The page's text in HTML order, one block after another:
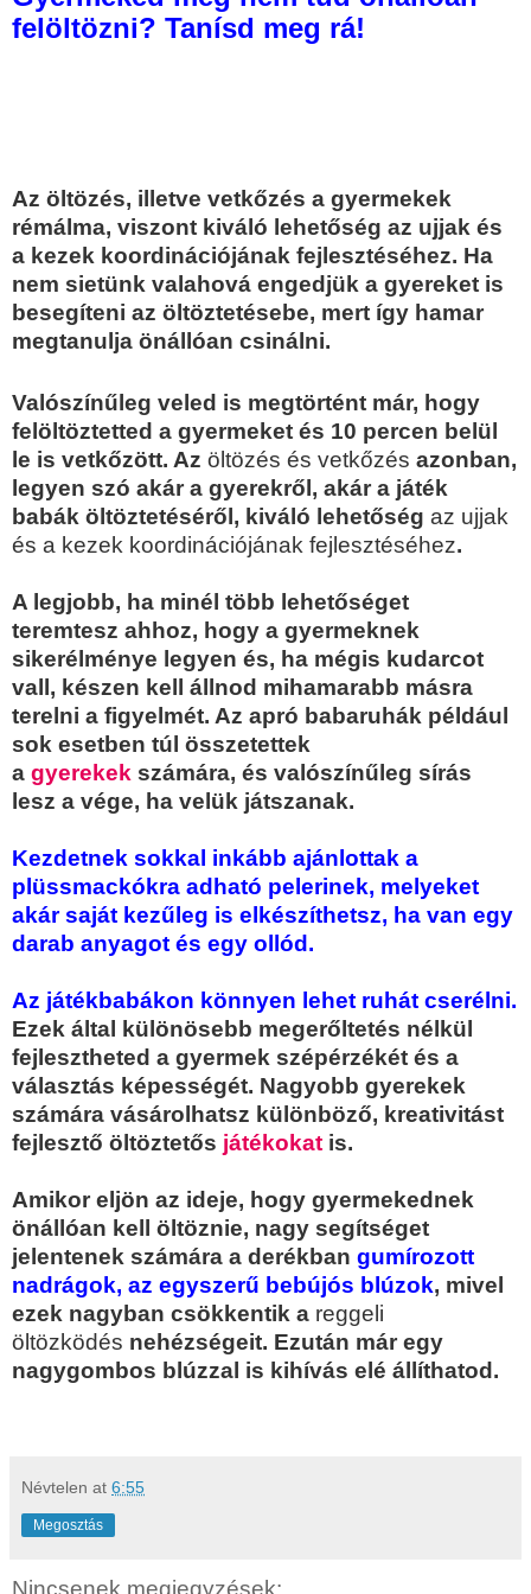
felöltözni? Tanísd meg rá!
Az öltözés, illetve vetkőzés a gyermekek
rémálma, viszont kiváló lehetőség az ujjak és
a kezek koordinációjának fejlesztéséhez. Ha
nem sietünk valahová engedjük a gyereket is
besegíteni az öltöztetésebe, mert így hamar
megtanulja önállóan csinálni.
Valószínűleg veled is megtörtént már, hogy
felöltöztetted a gyermeket és 10 percen belül
le is vetkőzött. Az öltözés és vetkőzés azonban,
legyen szó akár a gyerekről, akár a játék
babák öltöztetéséről, kiváló lehetőség az ujjak
és a kezek koordinációjának fejlesztéséhez.
A legjobb, ha minél több lehetőséget
teremtesz ahhoz, hogy a gyermeknek
sikerélménye legyen és, ha mégis kudarcot
vall, készen kell állnod mihamarabb másra
terelni a figyelmét. Az apró babaruhák például
sok esetben túl összetettek
a gyerekek számára, és valószínűleg sírás
lesz a vége, ha velük játszanak.
Kezdetnek sokkal inkább ajánlottak a
plüssmackókra adható pelerinek, melyeket
akár saját kezűleg is elkészíthetsz, ha van egy
darab anyagot és egy ollód.
Az játékbabákon könnyen lehet ruhát cserélni.
Ezek által különösebb megerőltetés nélkül
fejlesztheted a gyermek szépérzékét és a
választás képességét. Nagyobb gyerekek
számára vásárolhatsz különböző, kreativitást
fejlesztő öltöztetős játékokat is.
Amikor eljön az ideje, hogy gyermekednek
önállóan kell öltöznie, nagy segítséget
jelentenek számára a derékban gumírozott
nadrágok, az egyszerű bebújós blúzok, mivel
ezek nagyban csökkentik a reggeli
öltözködés nehézségeit. Ezután már egy
nagygombos blúzzal is kihívás elé állíthatod.
Névtelen at 6:55
Megosztás
Nincsenek megjegyzések: